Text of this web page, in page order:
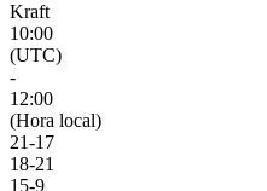
Kraft
10:00
(UTC)
-
12:00
(Hora local)
21-17
18-21
15-9